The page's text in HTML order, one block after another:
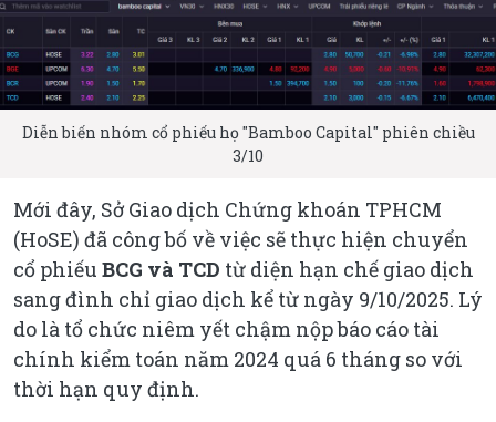
Diễn biến nhóm cổ phiếu họ "Bamboo Capital" phiên chiều
3/10
Mới đây, Sở Giao dịch Chứng khoán TPHCM
(HoSE) đã công bố về việc sẽ thực hiện chuyển
cổ phiếu BCG và TCD từ diện hạn chế giao dịch
sang đình chỉ giao dịch kể từ ngày 9/10/2025. Lý
do là tổ chức niêm yết chậm nộp báo cáo tài
chính kiểm toán năm 2024 quá 6 tháng so với
thời hạn quy định.